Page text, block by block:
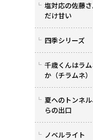
塩対応の佐藤
だけ甘い
四季シリーズ
千歳くんはラ
か（チラムネ）
夏へのトンネ
らの出口
ノベルライト